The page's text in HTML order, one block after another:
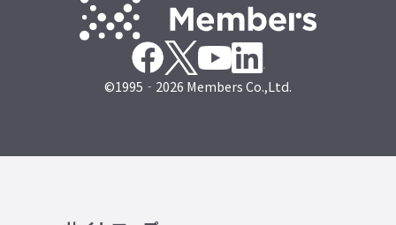
©1995‐2026 Members Co.,Ltd.